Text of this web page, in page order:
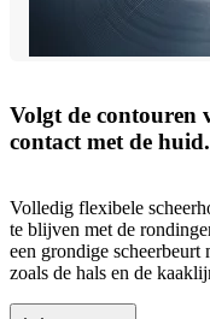
Volgt de contouren
contact met de huid.
Volledig flexibele
te blijven met de
een grondige
zoals de hals en de